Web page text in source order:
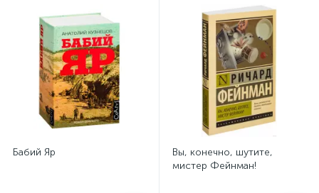
Бабий Яр
Вы, конечно, шутите,
мистер Фейнман!